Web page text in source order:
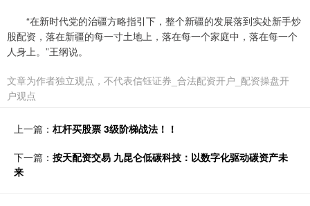
“在新时代党的治疆方略指引下，整个新疆的发展落到实处新手炒
股配资，落在新疆的每一寸土地上，落在每一个家庭中，落在每一个
人身上。”王纲说。
文章为作者独立观点，不代表信钰证券_合法配资开户_配资操盘开
户观点
上一篇： 杠杆买股票 3级阶梯战法！！
下一篇： 按天配资交易 九昆仑低碳科技：以数字化驱动碳资产未
来